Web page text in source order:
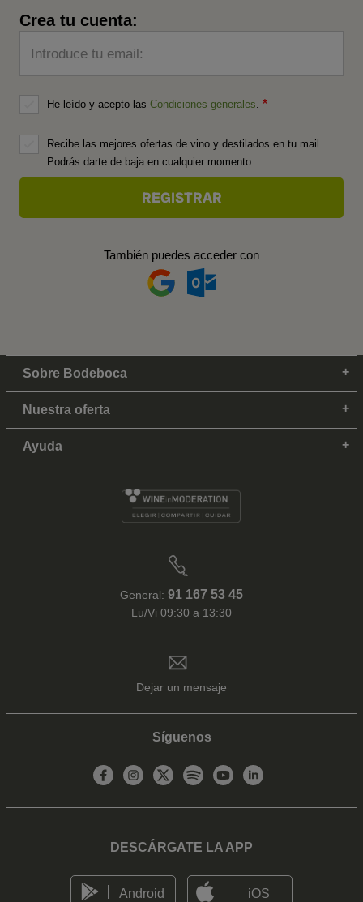
Crea tu cuenta:
Introduce tu email:
He leído y acepto las Condiciones generales
Recibe las mejores ofertas de vino y destilados en tu mail.
Podrás darte de baja en cualquier momento.
También puedes acceder con
Sobre Bodeboca
Nuestra oferta
Ayuda
General: 91 167 53 45
Lu/Vi 09:30 a 13:30
Dejar un mensaje
Síguenos
DESCÁRGATE LA APP
Android iOS